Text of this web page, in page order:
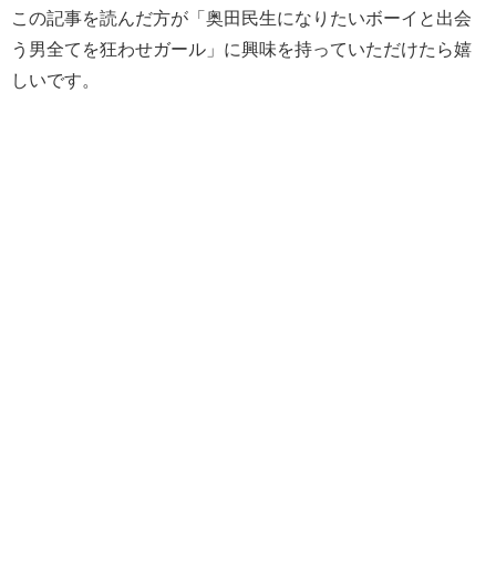
この記事を読んだ方が「奥田民生になりたいボーイと出会
う男全てを狂わせガール」に興味を持っていただけたら嬉
しいです。